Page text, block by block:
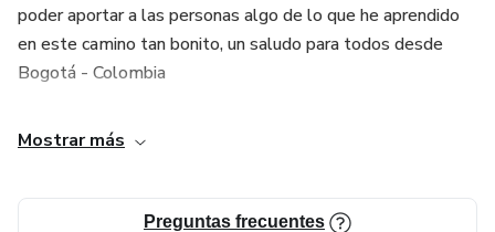
poder aportar a las personas algo de lo que he aprendido
en este camino tan bonito, un saludo para todos desde
Bogotá - Colombia
Mostrar más
Preguntas frecuentes